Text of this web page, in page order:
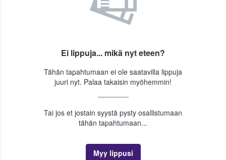
Ei lippuja... mikä nyt eteen?
Tähän tapahtumaan ei ole saatavilla lippuja
juuri nyt. Palaa takaisin myöhemmin!
Tai jos et jostain syystä pysty osallistumaan
tähän tapahtumaan...
Myy lippusi